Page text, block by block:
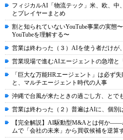
フィジカルAI「物流テック」米、欧、中
とプレイヤーまとめ
割と知られていないYouTube事業の実態
YouTubeを理解する〜
営業は終わった（３）AIを使う者だけが
営業現場で進むAIエージェントの急増と
「巨大な万能HRエージェント」は必ず
と、マルチエージェント時代の人事
沖縄で台風が来たときの過ごし方、とで
営業は終わった（２）普遍はAIに、個別
【完全解説】AI駆動型M&Aとは何か
ムで「会社の未来」から買収候補を逆算